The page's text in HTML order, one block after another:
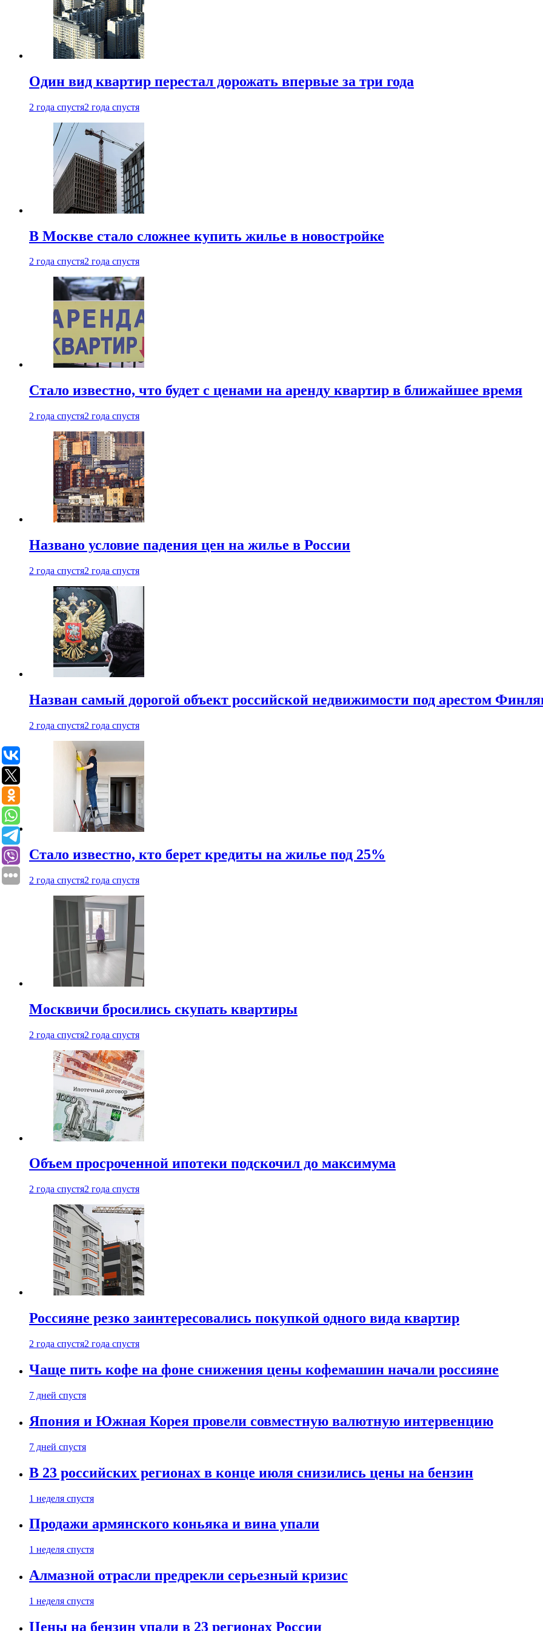
Один вид квартир перестал дорожать впервые за три года
2 года спустя2 года спустя
В Москве стало сложнее купить жилье в новостройке
2 года спустя2 года спустя
Стало известно, что будет с ценами на аренду квартир в ближайшее время
2 года спустя2 года спустя
Названо условие падения цен на жилье в России
2 года спустя2 года спустя
Назван самый дорогой объект российской недвижимости под арестом
2 года спустя2 года спустя
Стало известно, кто берет кредиты на жилье под 25%
2 года спустя2 года спустя
Москвичи бросились скупать квартиры
2 года спустя2 года спустя
Объем просроченной ипотеки подскочил до максимума
2 года спустя2 года спустя
Россияне резко заинтересовались покупкой одного вида квартир
2 года спустя2 года спустя
Чаще пить кофе на фоне снижения цены кофемашин начали россияне
7 дней спустя
Япония и Южная Корея провели совместную валютную интервенцию
7 дней спустя
В 23 российских регионах в конце июля снизились цены на бензин
1 неделя спустя
Продажи армянского коньяка и вина упали
1 неделя спустя
Алмазной отрасли предрекли серьезный кризис
1 неделя спустя
Цены на бензин упали в 23 регионах России